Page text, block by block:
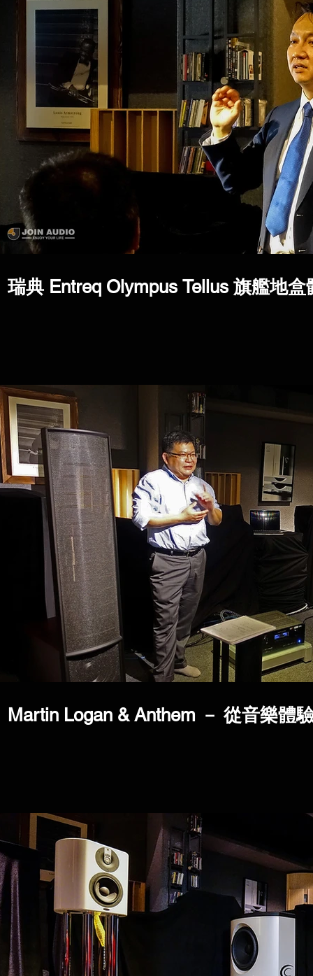
瑞典 Entreq Olympus Tellus 旗艦地盒
Martin Logan & Anthem － 從音樂體